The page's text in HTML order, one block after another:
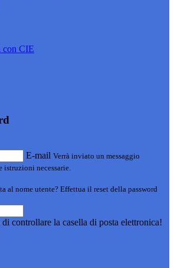
con CIE
E-mail Verrà inviato un messaggio
necessarie.
al nome utente? Effettua il reset della password
controllare la casella di posta elettronica!